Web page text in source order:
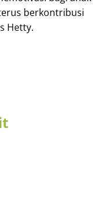
berkontribusi
Hetty.